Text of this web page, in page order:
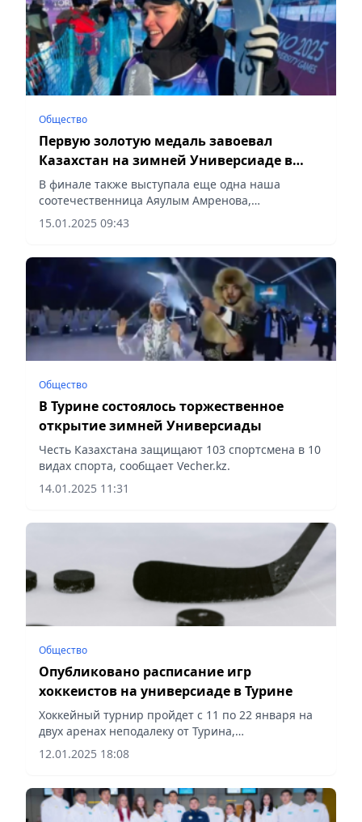
Общество
Первую золотую медаль завоевал
Казахстан на зимней Универсиаде в
Турине
В финале также выступала еще одна наша
соотечественница Аяулым Амренова,
сообщает Vecher.kz.
15.01.2025 09:43
Общество
В Турине состоялось торжественное
открытие зимней Универсиады
Честь Казахстана защищают 103 спортсмена в 10
видах спорта, сообщает Vecher.kz.
14.01.2025 11:31
Общество
Опубликовано расписание игр
хоккеистов на универсиаде в Турине
Хоккейный турнир пройдет с 11 по 22 января на
двух аренах неподалеку от Турина,
сообщает Vecher.kz.
12.01.2025 18:08